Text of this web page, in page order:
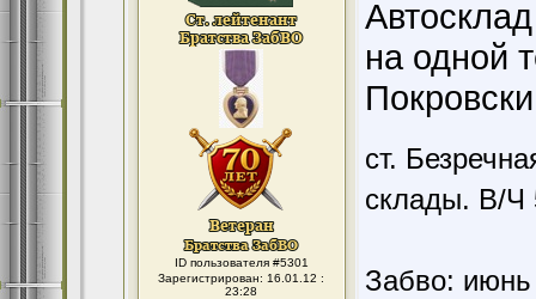
ID пользователя #5301
Зарегистрирован: 16.01.12 :
23:28
на одной
ст.
склады. В/Ч
Забво: